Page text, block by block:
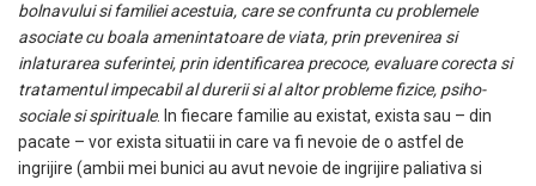
bolnavului si familiei acestuia, care se confrunta cu problemele
asociate cu boala amenintatoare de viata, prin prevenirea si
inlaturarea suferintei, prin identificarea precoce, evaluare corecta si
tratamentul impecabil al durerii si al altor probleme fizice, psiho-
sociale si spirituale. In fiecare familie au existat, exista sau – din
pacate – vor exista situatii in care va fi nevoie de o astfel de
ingrijire (ambii mei bunici au avut nevoie de ingrijire paliativa si